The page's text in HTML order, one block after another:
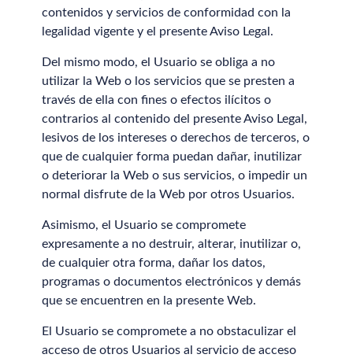
contenidos y servicios de conformidad con la
legalidad vigente y el presente Aviso Legal.
Del mismo modo, el Usuario se obliga a no
utilizar la Web o los servicios que se presten a
través de ella con fines o efectos ilícitos o
contrarios al contenido del presente Aviso Legal,
lesivos de los intereses o derechos de terceros, o
que de cualquier forma puedan dañar, inutilizar
o deteriorar la Web o sus servicios, o impedir un
normal disfrute de la Web por otros Usuarios.
Asimismo, el Usuario se compromete
expresamente a no destruir, alterar, inutilizar o,
de cualquier otra forma, dañar los datos,
programas o documentos electrónicos y demás
que se encuentren en la presente Web.
El Usuario se compromete a no obstaculizar el
acceso de otros Usuarios al servicio de acceso